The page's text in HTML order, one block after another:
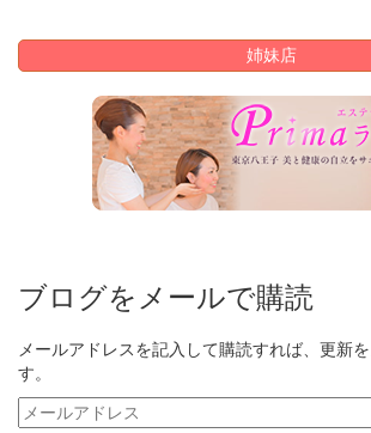
姉妹店
ブログをメールで購読
メールアドレスを記入して購読すれば、更新
す。
メ